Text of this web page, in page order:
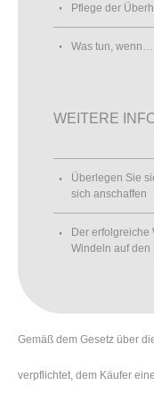
Pflege der
Was tun, wenn…
WEITERE
Überlegen Sie
sich anschaffen
Der erfolgreiche
Windeln auf den
Gemäß dem Gesetz über
verpflichtet, dem Käufer